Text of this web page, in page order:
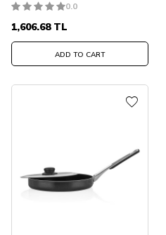
0.0
1,606.68TL
ADD TO CART